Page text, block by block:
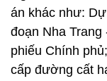
án khác như:
đoạn Nha
phiếu Chính
cấp đường cất